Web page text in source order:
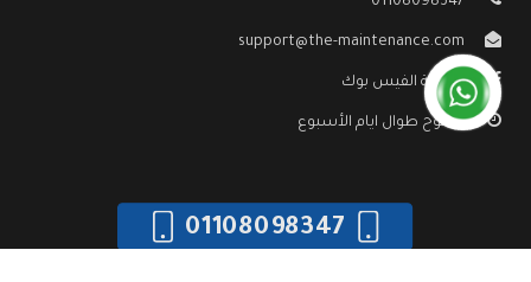
support@the-maintenance.com
صفحة الفيس بوك
مفتوح طوال ايام الأسبوع
01108098347